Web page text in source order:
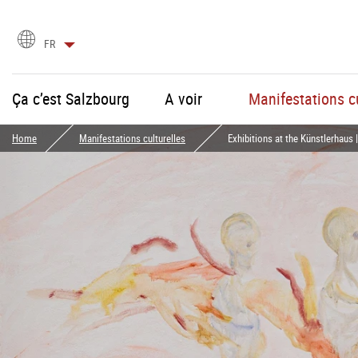
Choix
la
langue
FR
Ça c’est Salzbourg A voir Manifestations
Home Manifestations culturelles Exhibitions at the Künstlerhaus